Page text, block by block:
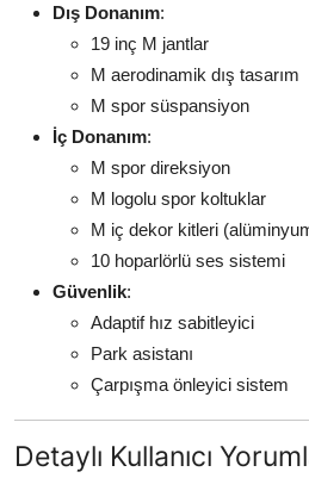
Dış Donanım:
19 inç M jantlar
M aerodinamik dış tasarım
M spor süspansiyon
İç Donanım:
M spor direksiyon
M logolu spor koltuklar
M iç dekor kitleri
10 hoparlörlü ses sistemi
Güvenlik:
Adaptif hız sabitleyici
Park asistanı
Çarpışma önleyici sistem
Detaylı Kullanıcı